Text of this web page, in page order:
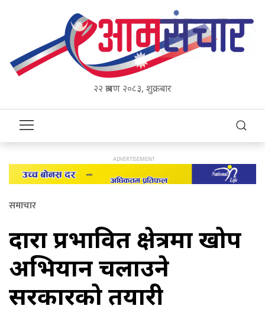
२२ श्रावण २०८३, शुक्रबार
समाचार
दादुरा प्रभावित क्षेत्रमा खोप
अभियान चलाउने
सरकारको तयारी